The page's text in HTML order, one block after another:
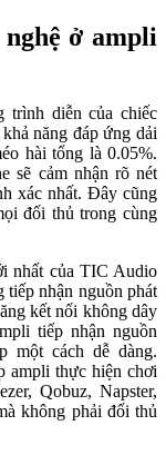
ở ampli
trình diễn của chiếc
năng đáp ứng dải
hài tổng là 0.05%.
sẽ cảm nhận rõ nét
xác nhất. Đây cũng
đối thủ trong cùng
nhất của TIC Audio
nhận nguồn phát
kết nối không dây
tiếp nhận nguồn
một cách dễ dàng.
ampli thực hiện chơi
Qobuz, Napster,
không phải đối thủ